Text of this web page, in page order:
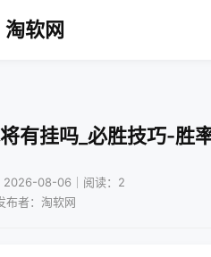
淘软网
有挂吗_必胜技巧-胜
2026-08-06｜阅读：2
布者：淘软网